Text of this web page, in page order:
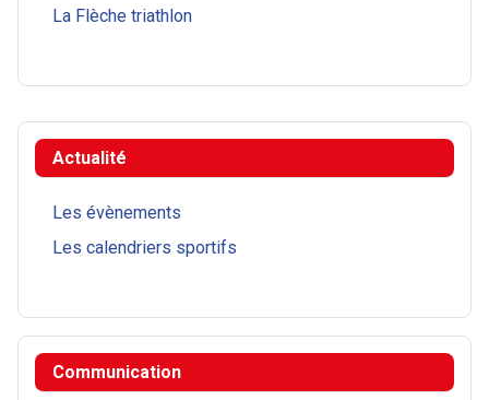
Actualité
Les évènements
Les calendriers sportifs
Communication
La Flèche triathlon